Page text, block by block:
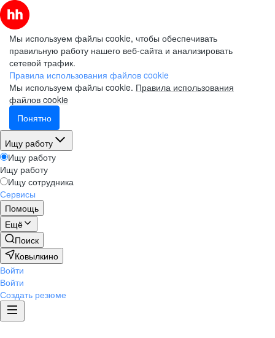
Мы используем файлы cookie, чтобы обеспечивать
правильную работу нашего веб-сайта и анализировать
сетевой трафик.
Правила использования файлов cookie
Мы используем файлы cookie. Правила использования
файлов cookie
Понятно
Ищу работу
Ищу работу
Ищу работу
Ищу сотрудника
Сервисы
Помощь
Ещё
Поиск
Ковылкино
Войти
Войти
Создать резюме